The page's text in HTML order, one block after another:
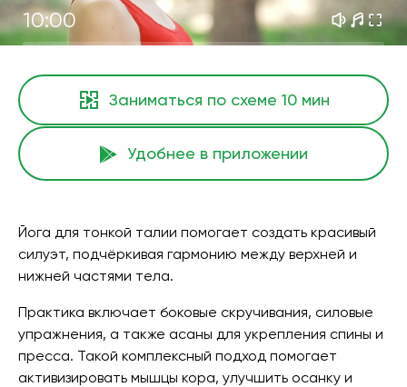
10:00
Заниматься по схеме 10 мин
Удобнее в приложении
Йога для тонкой талии помогает создать красивый
силуэт, подчёркивая гармонию между верхней и
нижней частями тела.
Практика включает боковые скручивания, силовые
упражнения, а также асаны для укрепления спины и
пресса. Такой комплексный подход помогает
активизировать мышцы кора, улучшить осанку и